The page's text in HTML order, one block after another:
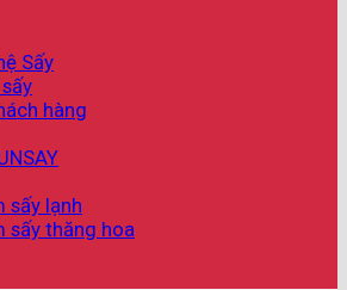
Sấy
hàng
sấy lạnh
sấy thăng hoa